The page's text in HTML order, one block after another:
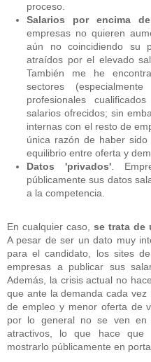
proceso.
Salarios por encima
empresas no quieren
aún no coincidiendo su
atraídos por el elevado
También me he
sectores
profesionales
salarios ofrecidos; sin
internas con el resto de
única razón de haber
equilibrio entre oferta y
Datos 'privados'.
públicamente sus datos
a la competencia.
En cualquier caso, se trata de
A pesar de ser un dato muy
para el candidato, los sites
empresas a publicar sus
Además, la crisis actual no
que ante la demanda cada
de empleo y menor oferta de
por lo general no se ven en
atractivos, lo que hace
mostrarlo públicamente en